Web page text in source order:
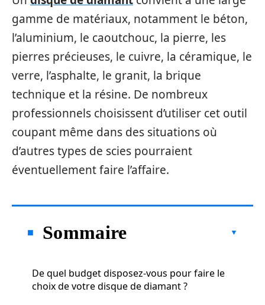
gamme de matériaux, notamment le béton,
l’aluminium, le caoutchouc, la pierre, les
pierres précieuses, le cuivre, la céramique, le
verre, l’asphalte, le granit, la brique
technique et la résine. De nombreux
professionnels choisissent d’utiliser cet outil
coupant même dans des situations où
d’autres types de scies pourraient
éventuellement faire l’affaire.
Sommaire
De quel budget disposez-vous pour faire le
choix de votre disque de diamant ?